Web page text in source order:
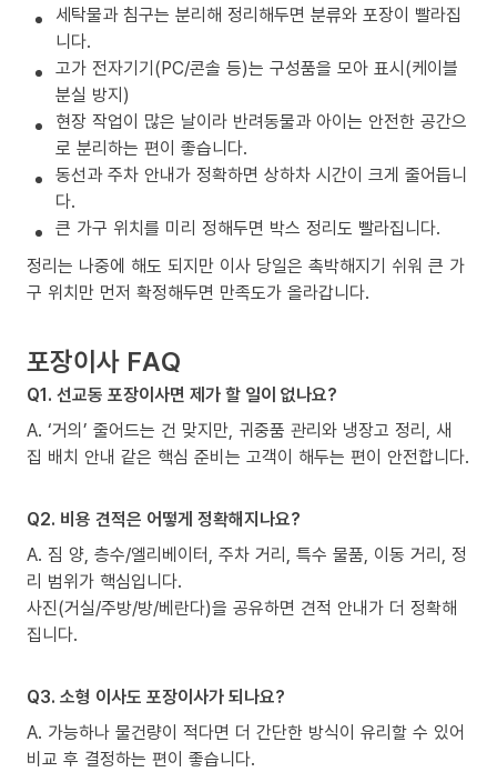
세탁물과 침구는 분리해 정리해두면 분류와 포장이 빨라집
니다.
고가 전자기기(PC/콘솔 등)는 구성품을 모아 표시(케이블
분실 방지)
현장 작업이 많은 날이라 반려동물과 아이는 안전한 공간으
로 분리하는 편이 좋습니다.
동선과 주차 안내가 정확하면 상하차 시간이 크게 줄어듭니
다.
큰 가구 위치를 미리 정해두면 박스 정리도 빨라집니다.
정리는 나중에 해도 되지만 이사 당일은 촉박해지기 쉬워 큰 가
구 위치만 먼저 확정해두면 만족도가 올라갑니다.
포장이사 FAQ
Q1. 선교동 포장이사면 제가 할 일이 없나요?
A. ‘거의’ 줄어드는 건 맞지만, 귀중품 관리와 냉장고 정리, 새
집 배치 안내 같은 핵심 준비는 고객이 해두는 편이 안전합니다.
Q2. 비용 견적은 어떻게 정확해지나요?
A. 짐 양, 층수/엘리베이터, 주차 거리, 특수 물품, 이동 거리, 정
리 범위가 핵심입니다.
사진(거실/주방/방/베란다)을 공유하면 견적 안내가 더 정확해
집니다.
Q3. 소형 이사도 포장이사가 되나요?
A. 가능하나 물건량이 적다면 더 간단한 방식이 유리할 수 있어
비교 후 결정하는 편이 좋습니다.